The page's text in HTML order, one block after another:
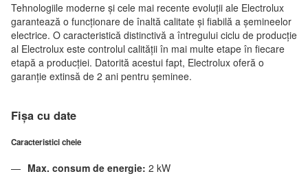
Tehnologiile moderne și cele mai recente evoluții ale Electrolux
garantează o funcționare de înaltă calitate și fiabilă a șemineelor
electrice. O caracteristică distinctivă a întregului ciclu de producție
al Electrolux este controlul calității în mai multe etape în fiecare
etapă a producției. Datorită acestui fapt, Electrolux oferă o
garanție extinsă de 2 ani pentru șeminee.
Fișa cu date
Caracteristici cheie
Max. consum de energie: 2 kW